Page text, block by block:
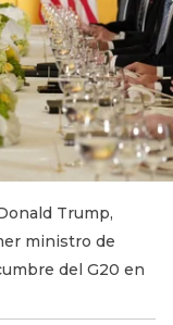
Trump,
ministro de
del G20 en